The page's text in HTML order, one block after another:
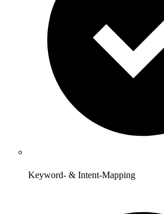
Keyword- & Intent-Mapping